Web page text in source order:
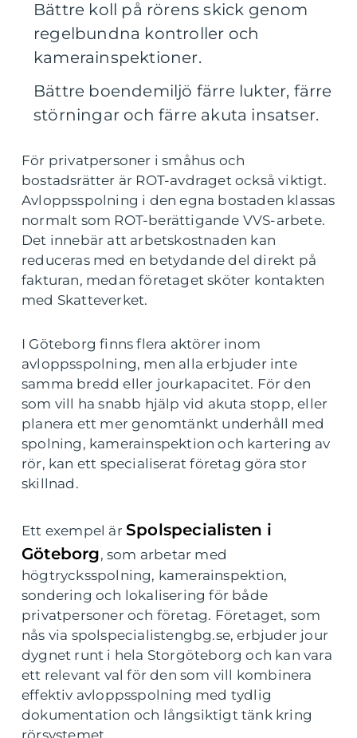
Bättre koll på rörens skick genom
regelbundna kontroller och
kamerainspektioner.
Bättre boendemiljö färre lukter, färre
störningar och färre akuta insatser.
För privatpersoner i småhus och
bostadsrätter är ROT-avdraget också viktigt.
Avloppsspolning i den egna bostaden klassas
normalt som ROT-berättigande VVS-arbete.
Det innebär att arbetskostnaden kan
reduceras med en betydande del direkt på
fakturan, medan företaget sköter kontakten
med Skatteverket.
I Göteborg finns flera aktörer inom
avloppsspolning, men alla erbjuder inte
samma bredd eller jourkapacitet. För den
som vill ha snabb hjälp vid akuta stopp, eller
planera ett mer genomtänkt underhåll med
spolning, kamerainspektion och kartering av
rör, kan ett specialiserat företag göra stor
skillnad.
Ett exempel är Spolspecialisten i
Göteborg, som arbetar med
högtrycksspolning, kamerainspektion,
sondering och lokalisering för både
privatpersoner och företag. Företaget, som
nås via spolspecialistengbg.se, erbjuder jour
dygnet runt i hela Storgöteborg och kan vara
ett relevant val för den som vill kombinera
effektiv avloppsspolning med tydlig
dokumentation och långsiktigt tänk kring
rörsystemet.